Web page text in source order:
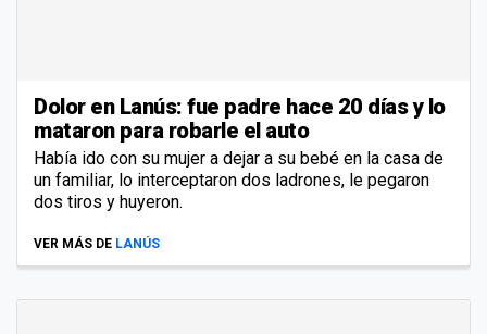
Dolor en Lanús: fue padre hace 20 días y lo
mataron para robarle el auto
Había ido con su mujer a dejar a su bebé en la casa de
un familiar, lo interceptaron dos ladrones, le pegaron
dos tiros y huyeron.
VER MÁS DE LANÚS